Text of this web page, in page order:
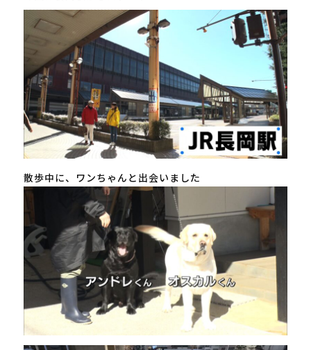
散歩中に、ワンちゃんと出会いました